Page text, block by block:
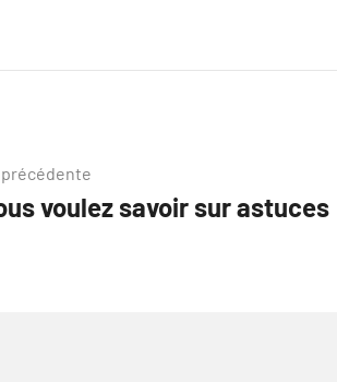
voulez savoir sur astuces